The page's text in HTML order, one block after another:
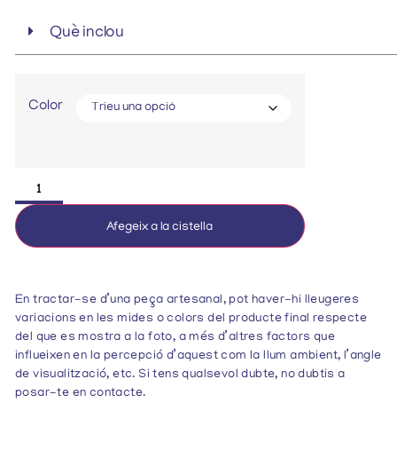
Què inclou
Color
Afegeix a la cistella
En tractar-se d’una peça artesanal, pot haver-hi lleugeres
variacions en les mides o colors del producte final respecte
del que es mostra a la foto, a més d’altres factors que
influeixen en la percepció d’aquest com la llum ambient, l’angle
de visualització, etc. Si tens qualsevol dubte, no dubtis a
posar-te en contacte.